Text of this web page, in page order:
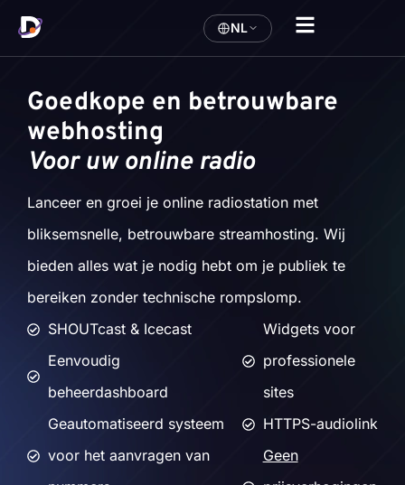
NL
Goedkope en betrouwbare
webhosting
Voor uw online radio
Lanceer en groei je online radiostation met
bliksemsnelle, betrouwbare streamhosting. Wij
bieden alles wat je nodig hebt om je publiek te
bereiken zonder technische rompslomp.
SHOUTcast & Icecast
Eenvoudig
beheerdashboard
Geautomatiseerd systeem
voor het aanvragen van
Widgets voor
professionele
sites
HTTPS-audiolink
Geen